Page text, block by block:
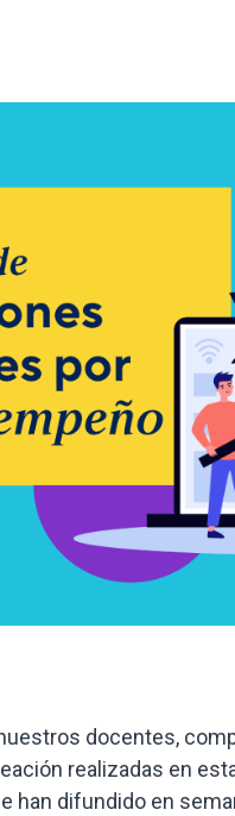
docentes,
realizadas en
han difundido en